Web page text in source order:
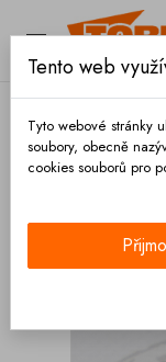

Tento web
Tyto webové stránky
soubory, obecně
cookies souborů pro